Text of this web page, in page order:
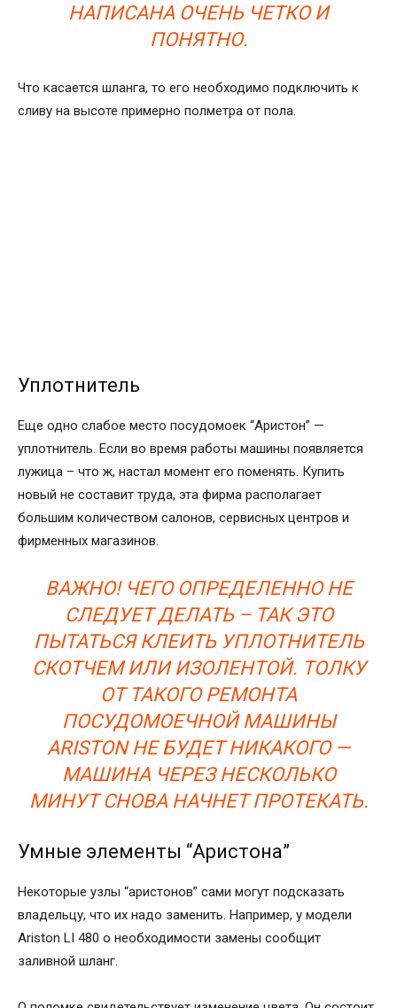
НАПИСАНА ОЧЕНЬ ЧЕТКО И
ПОНЯТНО.
Что касается шланга, то его необходимо подключить к
сливу на высоте примерно полметра от пола.
Уплотнитель
Еще одно слабое место посудомоек “Аристон” —
уплотнитель. Если во время работы машины появляется
лужица – что ж, настал момент его поменять. Купить
новый не составит труда, эта фирма располагает
большим количеством салонов, сервисных центров и
фирменных магазинов.
ВАЖНО! ЧЕГО ОПРЕДЕЛЕННО НЕ
СЛЕДУЕТ ДЕЛАТЬ – ТАК ЭТО
ПЫТАТЬСЯ КЛЕИТЬ УПЛОТНИТЕЛЬ
СКОТЧЕМ ИЛИ ИЗОЛЕНТОЙ. ТОЛКУ
ОТ ТАКОГО РЕМОНТА
ПОСУДОМОЕЧНОЙ МАШИНЫ
ARISTON НЕ БУДЕТ НИКАКОГО —
МАШИНА ЧЕРЕЗ НЕСКОЛЬКО
МИНУТ СНОВА НАЧНЕТ ПРОТЕКАТЬ.
Умные элементы “Аристона”
Некоторые узлы “аристонов” сами могут подсказать
владельцу, что их надо заменить. Например, у модели
Ariston LI 480 о необходимости замены сообщит
заливной шланг.